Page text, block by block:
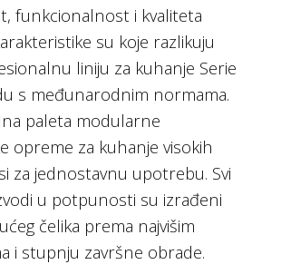
funkcionalnost i kvaliteta
su koje razlikuju
liniju za kuhanje Serie
s međunarodnim normama.
paleta modularne
opreme za kuhanje visokih
za jednostavnu upotrebu. Svi
u potpunosti su izrađeni
čelika prema najvišim
i stupnju završne obrade.